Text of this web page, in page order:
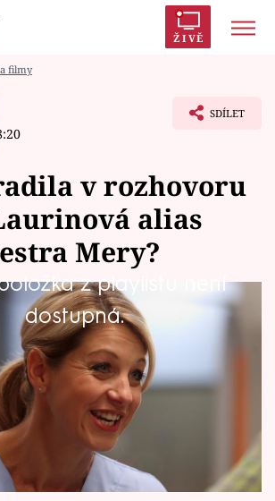
ŽIVĚ
Karlovy Vary
filmy
SDÍLET
v rozhovoru
alias
Mery?
z playlistu není
dostupná.
křehkým dojmem,
Tahle vrchní sestra si na
pořádek!